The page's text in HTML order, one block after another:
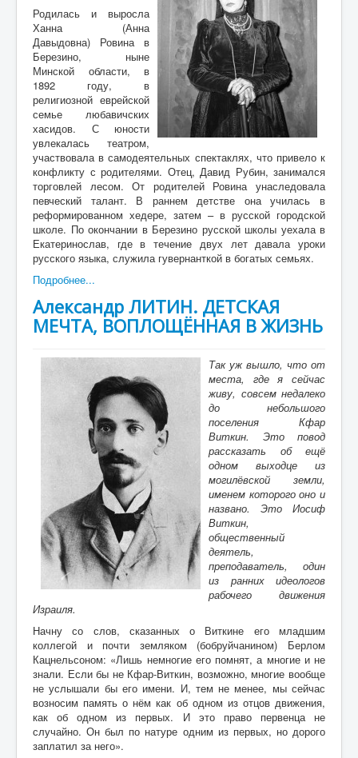
Родилась и выросла
Ханна (Анна
Давыдовна) Ровина в
Березино, ныне
Минской области, в
1892 году, в
религиозной еврейской
семье любавичских
хасидов. С юности
увлекалась театром,
участвовала в самодеятельных спектаклях, что привело к
конфликту с родителями. Отец, Давид Рубин, занимался
торговлей лесом. От родителей Ровина унаследовала
певческий талант. В раннем детстве она училась в
реформированном хедере, затем – в русской городской
школе. По окончании в Березино русской школы уехала в
Екатеринослав, где в течение двух лет давала уроки
русского языка, служила гувернанткой в богатых семьях.
Подробнее...
Александр ЛИТИН. ДЕТСКАЯ
МЕЧТА, ВОПЛОЩЁННАЯ В ЖИЗНЬ
Так уж вышло, что от
места, где я сейчас
живу, совсем недалеко
до небольшого
поселения Кфар
Виткин. Это повод
рассказать об ещё
одном выходце из
могилёвской земли,
именем которого оно и
названо. Это Иосиф
Виткин,
общественный
деятель,
преподаватель, один
из ранних идеологов
рабочего движения
Израиля.
Начну со слов, сказанных о Виткине его младшим
коллегой и почти земляком (бобруйчанином) Берлом
Кацнельсоном: «Лишь немногие его помнят, а многие и не
знали. Если бы не Кфар-Виткин, возможно, многие вообще
не услышали бы его имени. И, тем не менее, мы сейчас
возносим память о нём как об одном из отцов движения,
как об одном из первых. И это право первенца не
случайно. Он был по натуре одним из первых, но дорого
заплатил за него».